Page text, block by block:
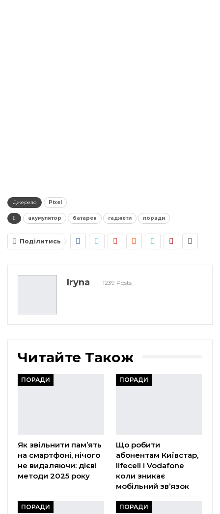
Джерело Pixel
акумулятор батарея гаджети поради
Поділитись
Iryna 1239 Posts
Читайте Також
ПОРАДИ
Як звільнити пам’ять
на смартфоні, нічого
не видаляючи: дієві
методи 2025 року
ПОРАДИ
Що робити
абонентам Київстар,
lifecell і Vodafone
коли зникає
мобільний зв’язок
ПОРАДИ ПОРАДИ